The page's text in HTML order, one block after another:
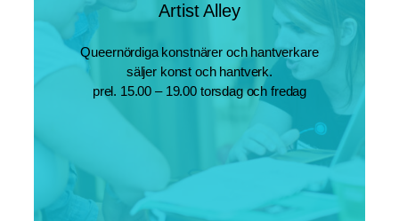
Artist Alley
Queernördiga konstnärer och hantverkare
säljer konst och hantverk.
prel. 15.00 – 19.00 torsdag och fredag